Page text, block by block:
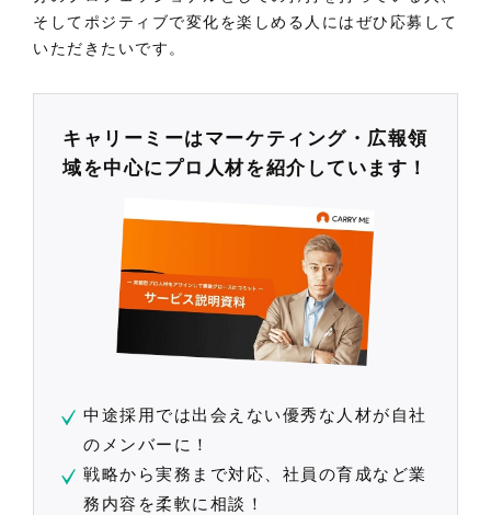
そしてポジティブで変化を楽しめる人にはぜひ応募して
いただきたいです。
キャリーミーはマーケティング・広報領
域を中心にプロ人材を紹介しています！
中途採用では出会えない優秀な人材が自社
のメンバーに！
戦略から実務まで対応、社員の育成など業
務内容を柔軟に相談！